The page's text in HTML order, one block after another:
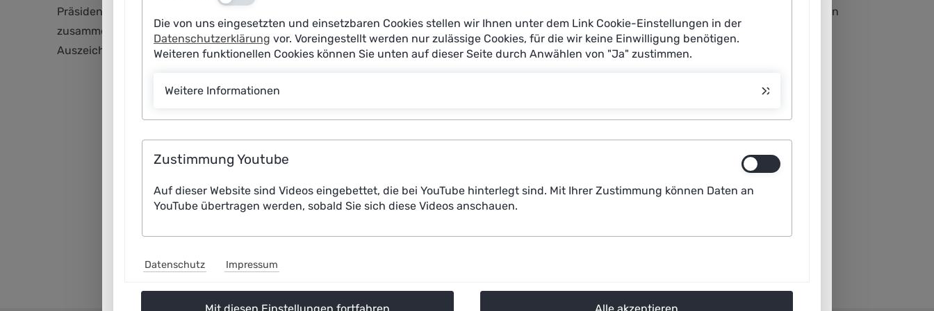
Präsidenten von Max-Planck-Gesellschaft, Fraunhofer Gesellschaft und acatech. Die Jury setzt sich aus Topführungskräften deutscher Unternehmen
zusammen. Die Plattform Lernende Systeme, in deren Lenkungskreis sich Wolfgang Wahlster seit 2017 engagiert, gratuliert herzlich zu dieser
Auszeichnung. (Bildnachweis Tamina-Florentine Zuch für manager magazin)
Die von uns eingesetzten und einsetzbaren Cookies stellen wir Ihnen unter dem Link Cookie-Einstellungen in der
Datenschutzerklärung vor. Voreingestellt werden nur zulässige Cookies, für die wir keine Einwilligung benötigen.
Weiteren funktionellen Cookies können Sie unten auf dieser Seite durch Anwählen von "Ja" zustimmen.
Weitere Informationen
Zustimmung Youtube
Auf dieser Website sind Videos eingebettet, die bei YouTube hinterlegt sind. Mit Ihrer Zustimmung können Daten an
YouTube übertragen werden, sobald Sie sich diese Videos anschauen.
Datenschutz Impressum